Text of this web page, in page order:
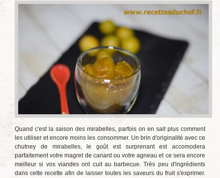
Quand c'est la saison des mirabelles, parfois on en sait plus comment
les utiliser et encore moins les consommer. Un brin d'originalité avec ce
chutney de mirabelles, le goût est surprenant est accomodera
parfaitement votre magret de canard ou votre agneau et ce sera encore
meilleur si vos viandes ont cuit au barbecue. Très peu d'ingrédients
dans cette recette afin de laisser toutes les saveurs du fruit s'exprimer.